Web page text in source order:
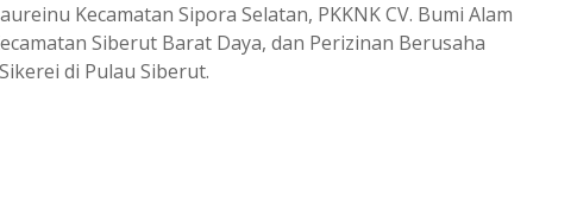
Kecamatan Sipora Selatan, PKKNK CV. Bumi Alam
Siberut Barat Daya, dan Perizinan Berusaha
di Pulau Siberut.